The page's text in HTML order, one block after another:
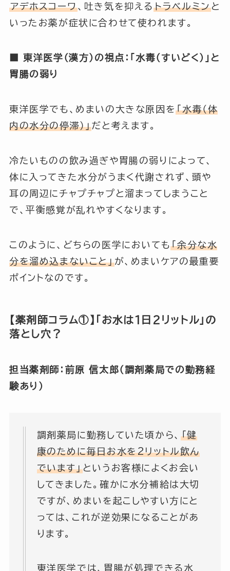
アデホスコーワ、吐き気を抑えるトラベルミンと
いったお薬が症状に合わせて使われます。
■ 東洋医学（漢方）の視点：「水毒（すいどく）」と
胃腸の弱り
東洋医学でも、めまいの大きな原因を「水毒（体
内の水分の停滞）」だと考えます。
冷たいものの飲み過ぎや胃腸の弱りによって、
体に入ってきた水分がうまく代謝されず、頭や
耳の周辺にチャプチャプと溜まってしまうこと
で、平衡感覚が乱れやすくなります。
このように、どちらの医学においても「余分な水
分を溜め込まないこと」が、めまいケアの最重要
ポイントなのです。
【薬剤師コラム①】「お水は1日2リットル」の
落とし穴？
担当薬剤師：前原 信太郎（調剤薬局での勤務経
験あり）
調剤薬局に勤務していた頃から、
「健
康のために毎日お水を2リットル飲ん
でいます」というお客様によくお会い
してきました。確かに水分補給は大切
ですが、めまいを起こしやすい方にと
っては、これが逆効果になることがあ
ります。
東洋医学では、胃腸が処理できる水